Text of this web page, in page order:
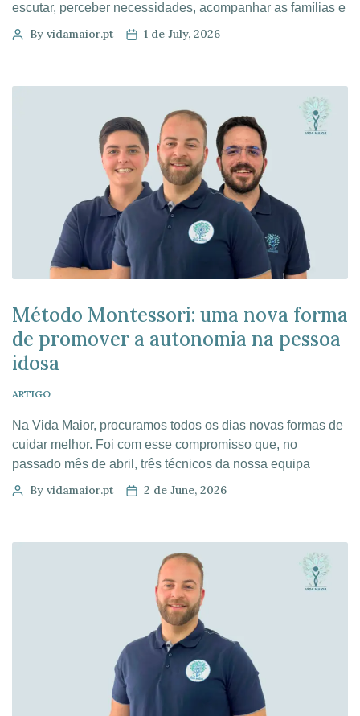
escutar, perceber necessidades, acompanhar as famílias e
garantir que cada cliente se sente respeitado, seguro e
[…]
By vidamaior.pt 1 de July, 2026
Método Montessori: uma nova forma
de promover a autonomia na pessoa
idosa
ARTIGO
Na Vida Maior, procuramos todos os dias novas formas de
cuidar melhor. Foi com esse compromisso que, no
passado mês de abril, três técnicos da nossa equipa
deslocaram-se a Palencia, em Espanha, para participar
formação, promovida pelo IES Jorge Manrique […]
By vidamaior.pt 2 de June, 2026